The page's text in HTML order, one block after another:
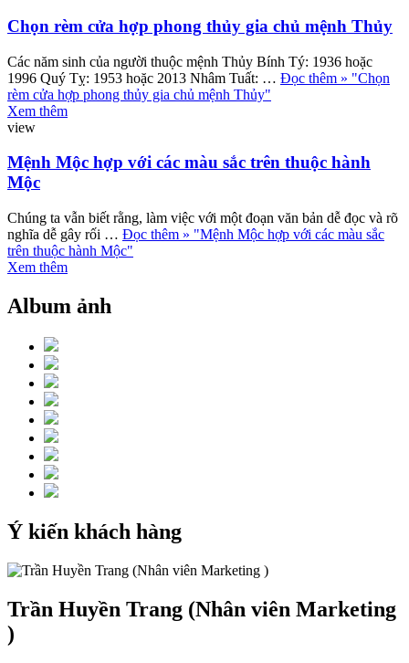
Chọn rèm cửa hợp phong thủy gia chủ mệnh Thủy
Các năm sinh của người thuộc mệnh Thủy Bính Tý: 1936 hoặc
1996 Quý Tỵ: 1953 hoặc 2013 Nhâm Tuất: … Đọc thêm » "Chọn
rèm cửa hợp phong thủy gia chủ mệnh Thủy"
Xem thêm
view
Mệnh Mộc hợp với các màu sắc trên thuộc hành
Mộc
Chúng ta vẫn biết rằng, làm việc với một đoạn văn bản dễ đọc và rõ
nghĩa dễ gây rối … Đọc thêm » "Mệnh Mộc hợp với các màu sắc
trên thuộc hành Mộc"
Xem thêm
Album ảnh
Ý kiến khách hàng
Trần Huyền Trang (Nhân viên Marketing
)